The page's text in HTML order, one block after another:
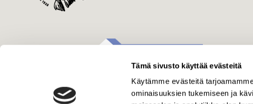
Tämä sivusto käyttää evästeitä
Käytämme evästeitä
ominaisuuksien tukemiseen ja